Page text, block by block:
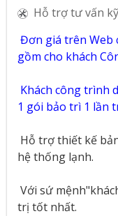
Hỗ trợ tư vấn
Đơn giá trên Web
gồm cho khách
Khách công trình
1 gói bảo trì 1 lần
Hỗ trợ thiết kế
hệ thống lạnh.
Với sứ
trị tốt nhất.